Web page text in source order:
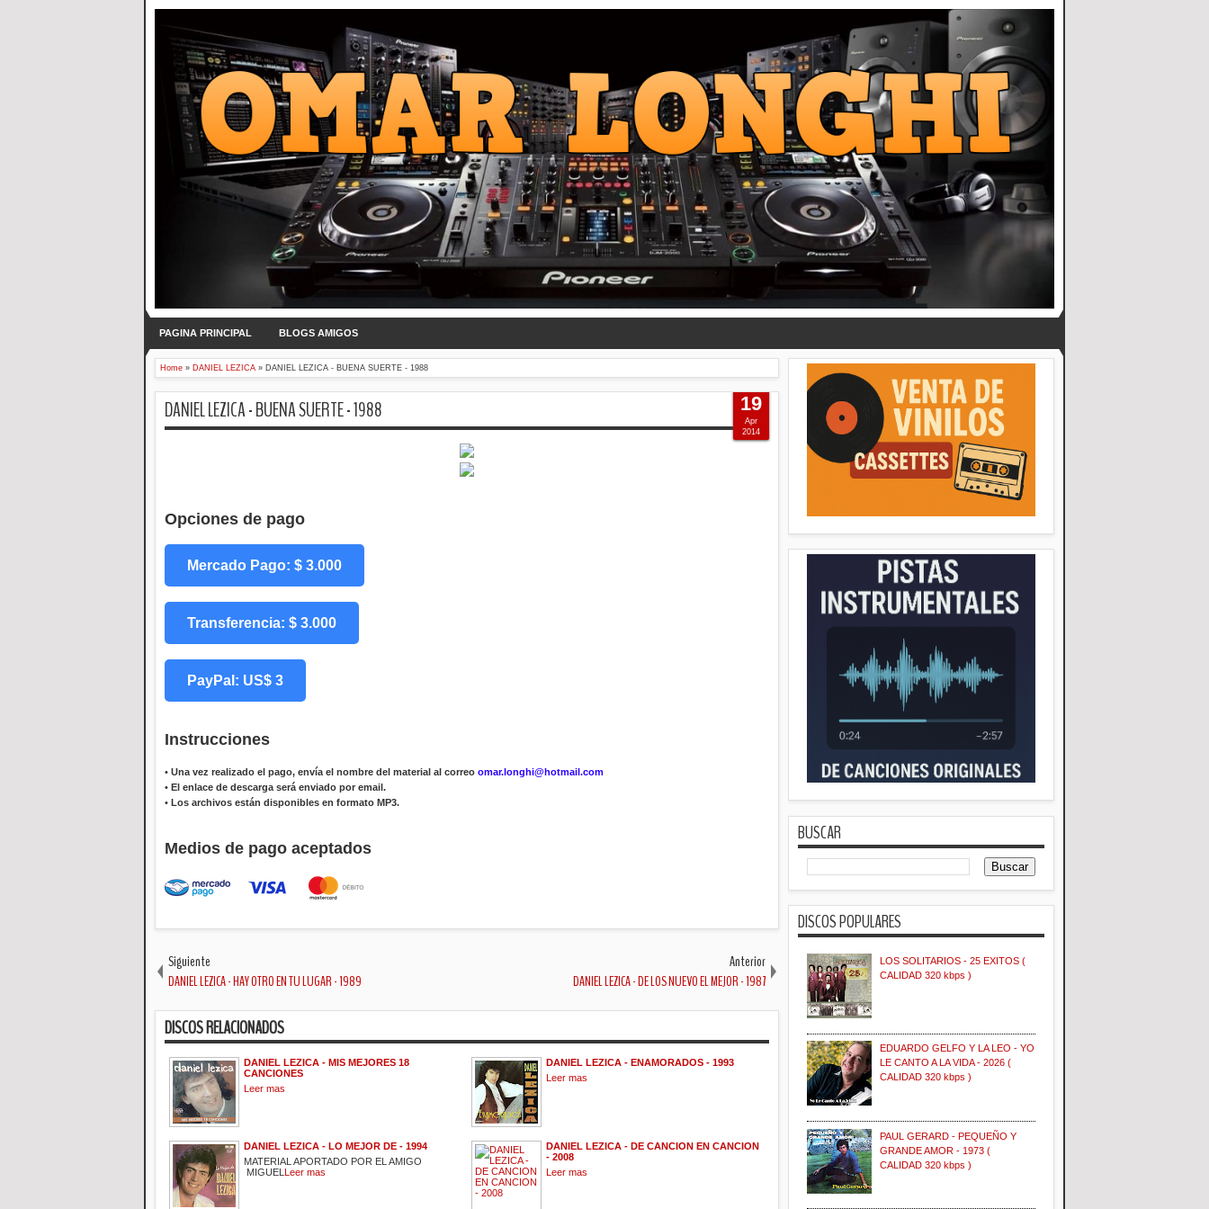
PAGINA PRINCIPAL BLOGS AMIGOS
Home » DANIEL LEZICA » DANIEL LEZICA - BUENA SUERTE - 1988
DANIEL LEZICA - BUENA SUERTE - 1988
Opciones de pago
Mercado Pago: $ 3.000
Transferencia: $ 3.000
PayPal: US$ 3
Instrucciones
• Una vez realizado el pago, envía el nombre del material al correo omar.longhi@hotmail.com
• El enlace de descarga será enviado por email.
• Los archivos están disponibles en formato MP3.
Medios de pago aceptados
19
Apr
2014
Siguiente
DANIEL LEZICA - HAY OTRO EN TU LUGAR - 1989
Anterior
DANIEL LEZICA - DE LOS NUEVO EL MEJOR - 1987
DISCOS RELACIONADOS
DANIEL LEZICA - MIS MEJORES 18
CANCIONES
Leer mas
DANIEL LEZICA - ENAMORADOS - 1993
Leer mas
DANIEL LEZICA - LO MEJOR DE - 1994
MATERIAL APORTADO POR EL AMIGO
MIGUEL Leer mas
DANIEL LEZICA - DE CANCION EN CANCION
- 2008
Leer mas
BUSCAR
DISCOS POPULARES
LOS SOLITARIOS - 25 EXITOS (
CALIDAD 320 kbps )
EDUARDO GELFO Y LA LEO - YO
LE CANTO A LA VIDA - 2026 (
CALIDAD 320 kbps )
PAUL GERARD - PEQUEÑO Y
GRANDE AMOR - 1973 (
CALIDAD 320 kbps )